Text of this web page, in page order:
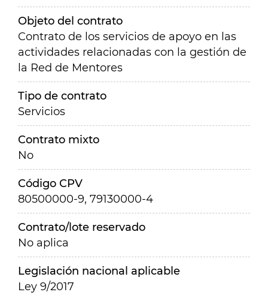
Objeto del contrato
Contrato de los servicios de apoyo en las
actividades relacionadas con la gestión de
la Red de Mentores
Tipo de contrato
Servicios
Contrato mixto
No
Código CPV
80500000-9, 79130000-4
Contrato/lote reservado
No aplica
Legislación nacional aplicable
Ley 9/2017